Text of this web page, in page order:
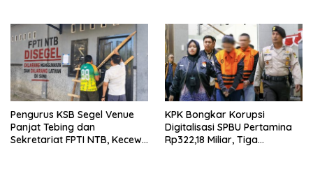
Pengurus KSB Segel Venue
Panjat Tebing dan
Sekretariat FPTI NTB, Kecewa
KPK Bongkar Korupsi
Digitalisasi SPBU Pertamina
Rp322,18 Miliar, Tiga